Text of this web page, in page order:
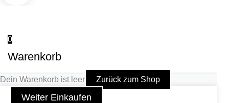
0
Warenkorb
Dein Warenkorb ist leer Zurück zum Shop
Weiter Einkaufen